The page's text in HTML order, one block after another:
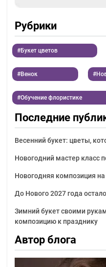
Рубрики
Букет цветов
Венок
Обучение флористике
Последние
Весенний букет: цветы,
Новогодний мастер класс
Новогодняя композиция на
До Нового 2027 года
Зимний букет своими
композицию к празднику
Автор блога